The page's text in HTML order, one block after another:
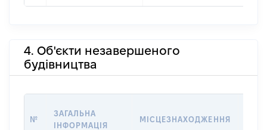
4. Об'єкти незавершеного
будівництва
№
ЗАГАЛЬНА
ІНФОРМАЦІЯ
МІСЦЕЗНАХОДЖЕННЯ